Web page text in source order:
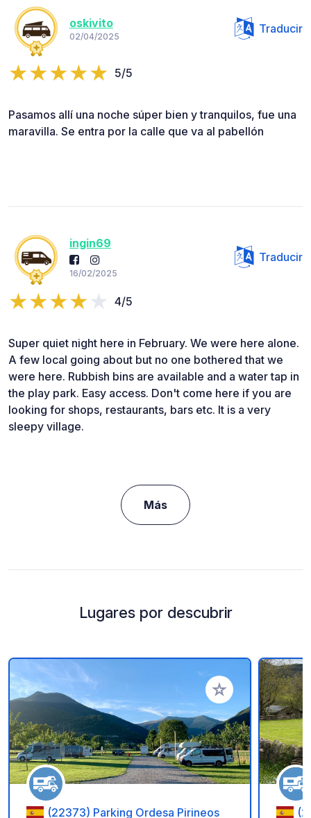
oskivito
02/04/2025
Traducir
5/5
Pasamos allí una noche súper bien y tranquilos, fue una
maravilla. Se entra por la calle que va al pabellón
ingin69
16/02/2025
Traducir
4/5
Super quiet night here in February. We were here alone.
A few local going about but no one bothered that we
were here. Rubbish bins are available and a water tap in
the play park. Easy access. Don't come here if you are
looking for shops, restaurants, bars etc. It is a very
sleepy village.
Más
Lugares por descubrir
Añadir a tus
(22373) Parking Ordesa Pirineos